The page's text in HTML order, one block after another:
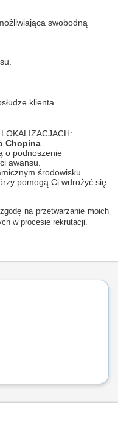
swobodną
klienta
Chopina
o podnoszenie
awansu.
środowisku.
pomogą Ci wdrożyć się
na przetwarzanie moich
w procesie rekrutacji.